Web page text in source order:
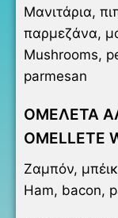
Μανιτάρια,
παρμεζάνα,
Mushrooms,
parmesan
ΟΜΕΛΕΤΑ
OMELLETE
Ζαμπόν,
Ham, bacon,